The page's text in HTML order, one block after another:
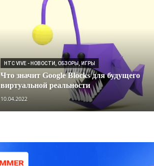
HTC VIVE - НОВОСТИ, ОБЗОРЫ, ИГРЫ
Что значит Google Blocks для будущего
виртуальной реальности
10.04.2022